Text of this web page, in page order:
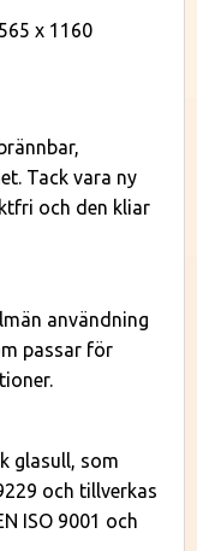
x 1160
Tack vara ny
och den kliar
användning
passar för
glasull, som
och tillverkas
ISO 9001 och